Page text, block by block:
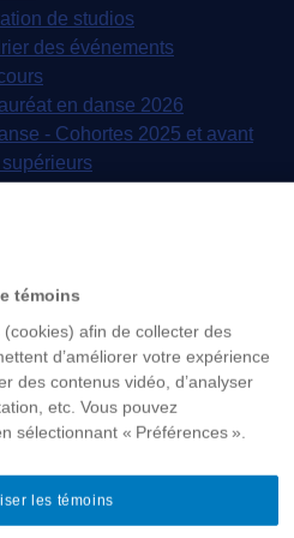
de studios
des événements
en danse 2026
- Cohortes 2025 et avant
émérite
associé.es
invité.es
de cours
témoins
afin de collecter des
d’améliorer votre expérience
des contenus vidéo, d’analyser
etc. Vous pouvez
sélectionnant « Préférences ».
les témoins